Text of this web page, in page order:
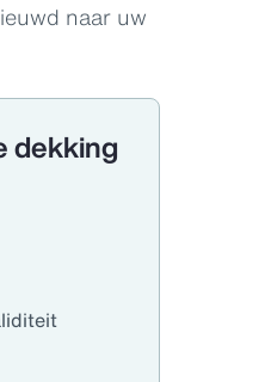
naar uw
dekking